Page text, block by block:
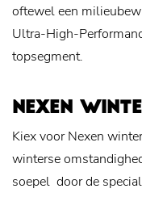
oftewel een
Ultra-High-
topsegment.
NEXEN
Kiex voor Nexen
winterse
soepel door de